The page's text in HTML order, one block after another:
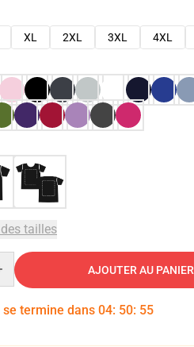
XL 2XL 3XL 4XL
tailles
AJOUTER AU PANIER
se termine dans 04: 50: 54